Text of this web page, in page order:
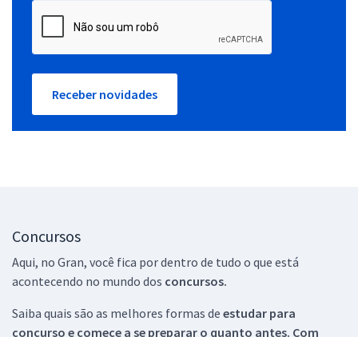
Receber novidades
Concursos
Aqui, no Gran, você fica por dentro de tudo o que está
acontecendo no mundo dos concursos.
Saiba quais são as melhores formas de estudar para
concurso e comece a se preparar o quanto antes. Com